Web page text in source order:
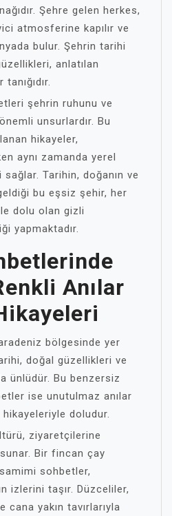
Şehre gelen herkes,
atmosferine kapılır ve
bulur. Şehrin tarihi
anlatılan
şehrin ruhunu ve
unsurlardır. Bu
hikayeler,
aynı zamanda yerel
Tarihin, doğanın ve
bu eşsiz şehir, her
dolu olan gizli
yapmaktadır.
Anılar
bölgesinde yer
doğal güzellikleri ve
ünlüdür. Bu benzersiz
ise unutulmaz anılar
doludur.
ziyaretçilerine
Bir fincan çay
sohbetler,
izlerini taşır. Düzceliler,
yakın tavırlarıyla